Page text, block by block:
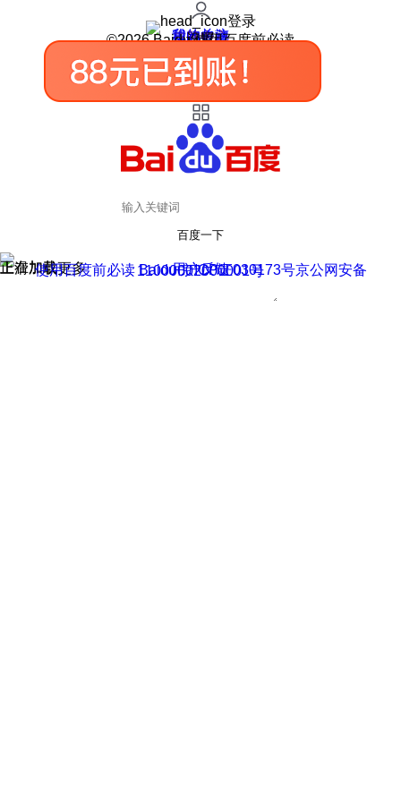
登录
我的关注
我的收藏
皮肤中心
用户反馈
设置
©2026 Baidu 使用百度前必读
百度一下
正在加载
上滑加载更多 用户反馈
使用百度前必读 Baidu 京ICP证030173号
京公网安备11000002000001号